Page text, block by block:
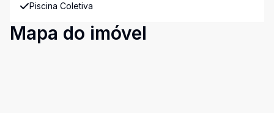
Piscina Coletiva
Mapa do imóvel